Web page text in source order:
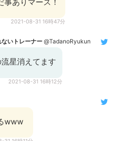
2021-08-31 16時47分
いトレーナー @TadanoRyukun
星消えてます
2021-08-31 16時12分
www